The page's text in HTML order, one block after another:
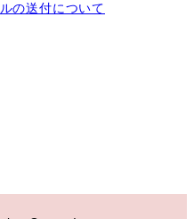
の送付について